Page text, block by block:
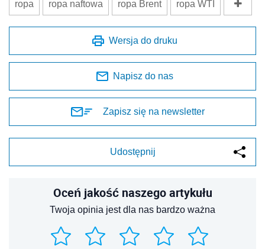
ropa ropa naftowa ropa Brent ropa WTI
Wersja do druku
Napisz do nas
Zapisz się na newsletter
Udostępnij
Oceń jakość naszego artykułu
Twoja opinia jest dla nas bardzo ważna